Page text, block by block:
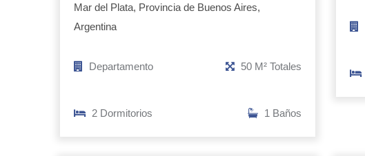
Mar del Plata, Provincia de Buenos Aires,
Argentina
Departamento 50 M² Totales
2 Dormitorios 1 Baños